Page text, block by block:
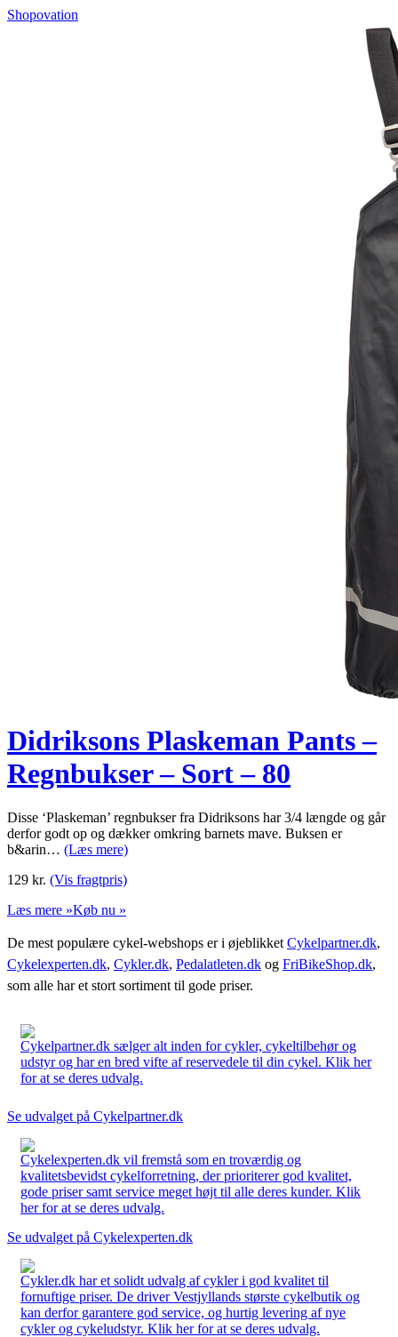
Shopovation
Didriksons Plaskeman Pants –
Regnbukser – Sort – 80
Disse ‘Plaskeman’ regnbukser fra Didriksons har 3/4 længde og går
derfor godt op og dækker omkring barnets mave. Buksen er
b&arin… (Læs mere)
129 kr. (Vis fragtpris)
Læs mere »Køb nu »
De mest populære cykel-webshops er i øjeblikket Cykelpartner.dk,
Cykelexperten.dk, Cykler.dk, Pedalatleten.dk og FriBikeShop.dk,
som alle har et stort sortiment til gode priser.
Cykelpartner.dk sælger alt inden for cykler, cykeltilbehør og
udstyr og har en bred vifte af reservedele til din cykel. Klik her
for at se deres udvalg.
Se udvalget på Cykelpartner.dk
Cykelexperten.dk vil fremstå som en troværdig og
kvalitetsbevidst cykelforretning, der prioriterer god kvalitet,
gode priser samt service meget højt til alle deres kunder. Klik
her for at se deres udvalg.
Se udvalget på Cykelexperten.dk
Cykler.dk har et solidt udvalg af cykler i god kvalitet til
fornuftige priser. De driver Vestjyllands største cykelbutik og
kan derfor garantere god service, og hurtig levering af nye
cykler og cykeludstyr. Klik her for at se deres udvalg.